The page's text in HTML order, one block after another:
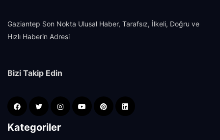
Gaziantep Son Nokta Ulusal Haber, Tarafsız, İlkeli, Doğru ve
Hızlı Haberin Adresi
Bizi Takip Edin
Kategoriler